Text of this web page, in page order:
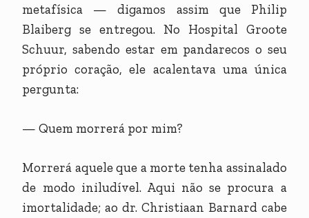
metafísica — digamos assim que Philip
Blaiberg se entregou. No Hospital Groote
Schuur, sabendo estar em pandarecos o seu
próprio coração, ele acalentava uma única
pergunta:
— Quem morrerá por mim?
Morrerá aquele que a morte tenha assinalado
de modo iniludível. Aqui não se procura a
imortalidade; ao dr. Christiaan Barnard cabe